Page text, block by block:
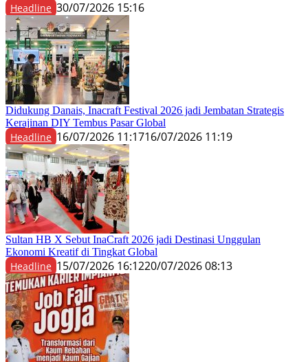
Headline 30/07/2026 15:16
Didukung Danais, Inacraft Festival 2026 jadi Jembatan Strategis
Kerajinan DIY Tembus Pasar Global
Headline 16/07/2026 11:1716/07/2026 11:19
Sultan HB X Sebut InaCraft 2026 jadi Destinasi Unggulan
Ekonomi Kreatif di Tingkat Global
Headline 15/07/2026 16:1220/07/2026 08:13